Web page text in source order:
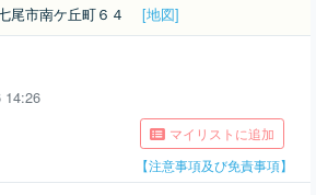
尾市南ケ丘町６４ [地図]
14:26
マイリストに追加
【注意事項及び免責事項】